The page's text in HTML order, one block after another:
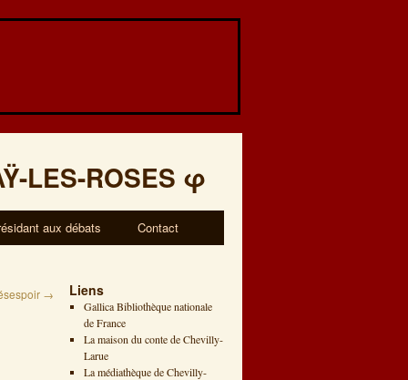
LES-ROSES φ
aux débats Contact
→ Liens
Gallica Bibliothèque nationale
de France
La maison du conte de Chevilly-
Larue
La médiathèque de Chevilly-